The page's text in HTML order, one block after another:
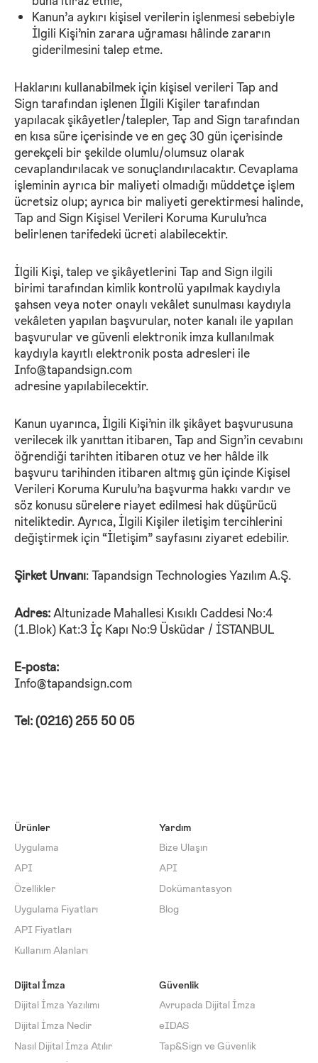
Kanun’a aykırı kişisel verilerin işlenmesi sebebiyle
İlgili Kişi’nin zarara uğraması hâlinde zararın
giderilmesini talep etme.
Haklarını kullanabilmek için kişisel verileri Tap and
Sign tarafından işlenen İlgili Kişiler tarafından
yapılacak şikâyetler/talepler, Tap and Sign tarafından
en kısa süre içerisinde ve en geç 30 gün içerisinde
gerekçeli bir şekilde olumlu/olumsuz olarak
cevaplandırılacak ve sonuçlandırılacaktır. Cevaplama
işleminin ayrıca bir maliyeti olmadığı müddetçe işlem
ücretsiz olup; ayrıca bir maliyeti gerektirmesi halinde,
Tap and Sign Kişisel Verileri Koruma Kurulu’nca
belirlenen tarifedeki ücreti alabilecektir.
İlgili Kişi, talep ve şikâyetlerini Tap and Sign ilgili
birimi tarafından kimlik kontrolü yapılmak kaydıyla
şahsen veya noter onaylı vekâlet sunulması kaydıyla
vekâleten yapılan başvurular, noter kanalı ile yapılan
başvurular ve güvenli elektronik imza kullanılmak
kaydıyla kayıtlı elektronik posta adresleri ile
Info@tapandsign.com
adresine yapılabilecektir.
Kanun uyarınca, İlgili Kişi’nin ilk şikâyet başvurusuna
verilecek ilk yanıttan itibaren, Tap and Sign’in cevabını
öğrendiği tarihten itibaren otuz ve her hâlde ilk
başvuru tarihinden itibaren altmış gün içinde Kişisel
Verileri Koruma Kurulu’na başvurma hakkı vardır ve
söz konusu sürelere riayet edilmesi hak düşürücü
niteliktedir. Ayrıca, İlgili Kişiler iletişim tercihlerini
değiştirmek için “İletişim” sayfasını ziyaret edebilir.
Şirket Unvanı: Tapandsign Technologies Yazılım A.Ş.
Adres:Altunizade Mahallesi Kısıklı Caddesi No:4
(1.Blok) Kat:3 İç Kapı No:9 Üsküdar / İSTANBUL
E-posta:
Info@tapandsign.com
Tel:(0216) 255 50 05
Ürünler
Uygulama
API
Özellikler
Uygulama Fiyatları
API Fiyatları
Kullanım Alanları
Yardım
Bize Ulaşın
API
Dokümantasyon
Blog
Dijital İmza
Dijital İmza Yazılımı
Dijital İmza Nedir
Nasıl Dijital İmza Atılır
Güvenlik
Avrupada Dijital İmza
eIDAS
Tap&Sign ve Güvenlik